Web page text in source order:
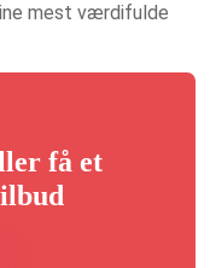
mest værdifulde
få et